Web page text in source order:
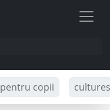
pentru copii